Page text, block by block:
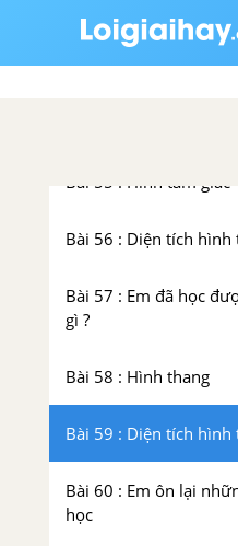
Bài 54 : Sử dụng máy
Bài 55 : Hình tam giác
Bài 56 : Diện tích hình
Bài 57 : Em đã học
gì ?
Bài 58 : Hình thang
Bài 59 : Diện tích hình
Bài 60 : Em ôn lại
học